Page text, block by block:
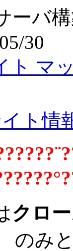
バ構
30
ト マ
ト情
クロ
のみ